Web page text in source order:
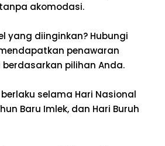
akomodasi.
yang diinginkan? Hubungi
penawaran
pilihan Anda.
selama Hari Nasional
Baru Imlek, dan Hari Buruh